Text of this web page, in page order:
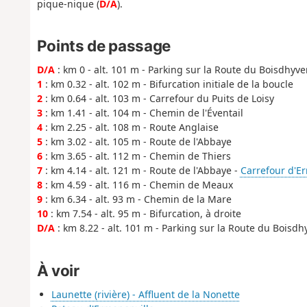
pique-nique (D/A).
Points de passage
D/A: km 0 - alt. 101 m - Parking sur la Route du
1 : km 0.32 - alt. 102 m - Bifurcation initiale de la boucle
2: km 0.64 - alt. 103 m - Carrefour du Puits de Loisy
3: km 1.41 - alt. 104 m - Chemin de l'Éventail
4: km 2.25 - alt. 108 m - Route Anglaise
5: km 3.02 - alt. 105 m - Route de l'Abbaye
6: km 3.65 - alt. 112 m - Chemin de Thiers
7: km 4.14 - alt. 121 m - Route de l'Abbaye - Carrefour
8: km 4.59 - alt. 116 m - Chemin de Meaux
9: km 6.34 - alt. 93 m - Chemin de la Mare
10: km 7.54 - alt. 95 m - Bifurcation, à droite
D/A: km 8.22 - alt. 101 m - Parking sur la Route du
À voir
Launette (rivière) - Affluent de la Nonette